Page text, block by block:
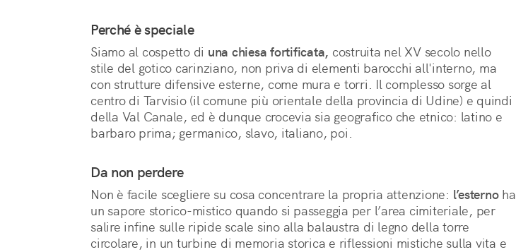
Perché è speciale
Siamo al cospetto di una chiesa fortificata, costruita nel XV secolo nello
stile del gotico carinziano, non priva di elementi barocchi all'interno, ma
con strutture difensive esterne, come mura e torri. Il complesso sorge al
centro di Tarvisio (il comune più orientale della provincia di Udine) e quindi
della Val Canale, ed è dunque crocevia sia geografico che etnico: latino e
barbaro prima; germanico, slavo, italiano, poi.
Da non perdere
Non è facile scegliere su cosa concentrare la propria attenzione: l’esternoha
un sapore storico-mistico quando si passeggia per l’area cimiteriale, per
salire infine sulle ripide scale sino alla balaustra di legno della torre
circolare, in un turbine di memoria storica e riflessioni mistiche sulla vita e